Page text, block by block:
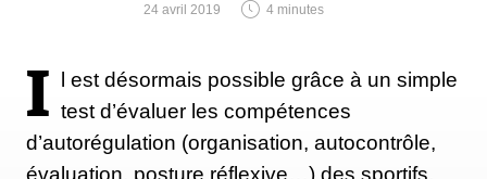
24 avril 2019 4 minutes
I
l est désormais possible grâce à un simple
test d’évaluer les compétences
d’autorégulation (organisation, autocontrôle,
évaluation, posture réflexive…) des sportifs.